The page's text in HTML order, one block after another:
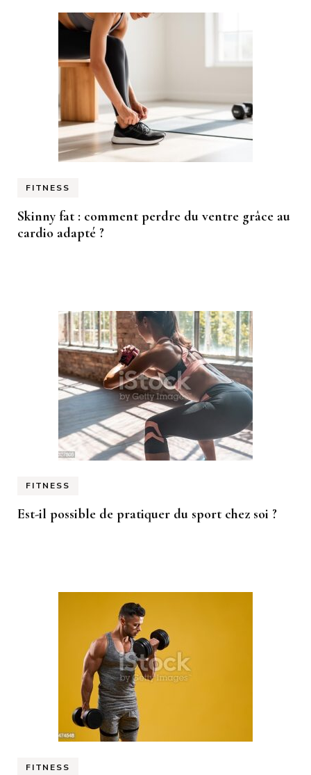
FITNESS
Skinny fat : comment perdre du ventre grâce au
cardio adapté ?
FITNESS
Est-il possible de pratiquer du sport chez soi ?
FITNESS